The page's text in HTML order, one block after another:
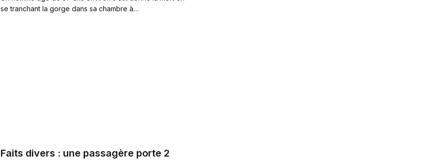
se tranchant la gorge dans sa chambre à…
Faits divers : une passagère porte 2